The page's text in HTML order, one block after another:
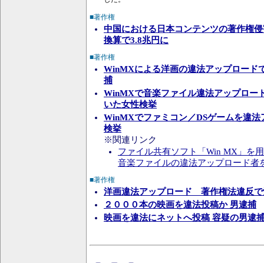
■著作権
中国における日本コンテンツの著作権
換算で3.8兆円に
■著作権
WinMXによる洋画の違法アップロード
捕
WinMXで音楽ファイル違法アップロー
いた女性検挙
WinMXでファミコン／DSゲームを違法
検挙
※関連リンク
ファイル共有ソフト「Win MX」を
音楽ファイルの違法アップロード者
■著作権
洋画違法アップロード 著作権法違反
２０００本の映画を違法投稿か 男逮捕
映画を違法にネットへ投稿 容疑の男逮